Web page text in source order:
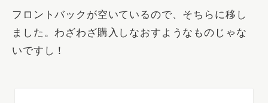
フロントバックが空いているので、そちらに移し
ました。わざわざ購入しなおすようなものじゃな
いですし！